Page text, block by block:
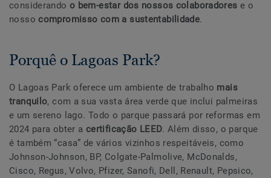
considerando o bem-estar dos nossos colaboradores e o
nossocompromisso com a sustentabilidade.
Porquê o Lagoas Park?
O Lagoas Park oferece um ambiente de trabalho mais
tranquilo, com a sua vasta área verde que inclui palmeiras
e um sereno lago. Todo o parque passará por reformas em
2024 para obter a certificação LEED. Além disso, o parque
é também “casa” de vários vizinhos respeitáveis, como
Johnson-Johnson, BP, Colgate-Palmolive, McDonalds,
Cisco, Regus, Volvo, Pfizer, Sanofi, Dell, Renault, Pepsico,